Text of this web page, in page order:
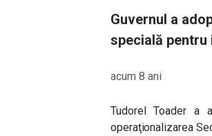
Guvernul a
specială
acum 8 ani
Tudorel Toader a
operaţionalizarea